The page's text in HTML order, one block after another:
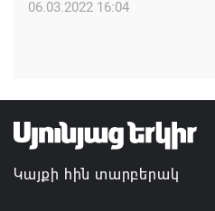
պաշտոնում
պահպանման, թե՛
ժողովրդի շահերի
06.08.2026 14:18
06.03.2022 16:04
Կայքի հին տարբերակ